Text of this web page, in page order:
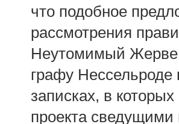
что подобное
рассмотрения
Неутомимый Жерве
графу Нессельроде
записках, в
проекта